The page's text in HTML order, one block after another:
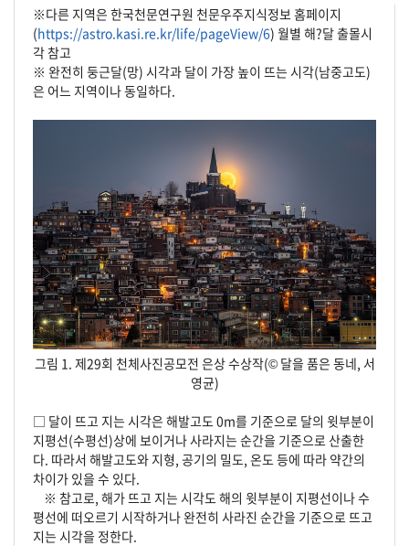
※다른 지역은 한국천문연구원 천문우주지식정보 홈페이지
(https://astro.kasi.re.kr/life/pageView/6) 월별 해?달 출몰시
각 참고
※ 완전히 둥근달(망) 시각과 달이 가장 높이 뜨는 시각(남중고도)
은 어느 지역이나 동일하다.
그림 1. 제29회 천체사진공모전 은상 수상작(©달을 품은 동네, 서
영균)
□ 달이 뜨고 지는 시각은 해발고도 0m를 기준으로 달의 윗부분이
지평선(수평선)상에 보이거나 사라지는 순간을 기준으로 산출한
다. 따라서 해발고도와 지형, 공기의 밀도, 온도 등에 따라 약간의
차이가 있을 수 있다.
※ 참고로, 해가 뜨고 지는 시각도 해의 윗부분이 지평선이나 수
평선에 떠오르기 시작하거나 완전히 사라진 순간을 기준으로 뜨고
지는 시각을 정한다.